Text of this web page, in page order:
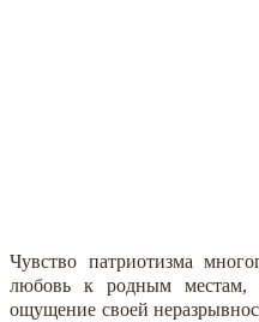
Чувство патриотизма
любовь к родным местам,
ощущение своей